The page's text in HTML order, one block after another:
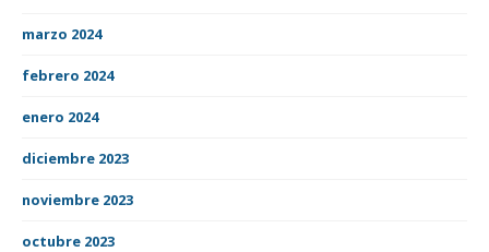
marzo 2024
febrero 2024
enero 2024
diciembre 2023
noviembre 2023
octubre 2023